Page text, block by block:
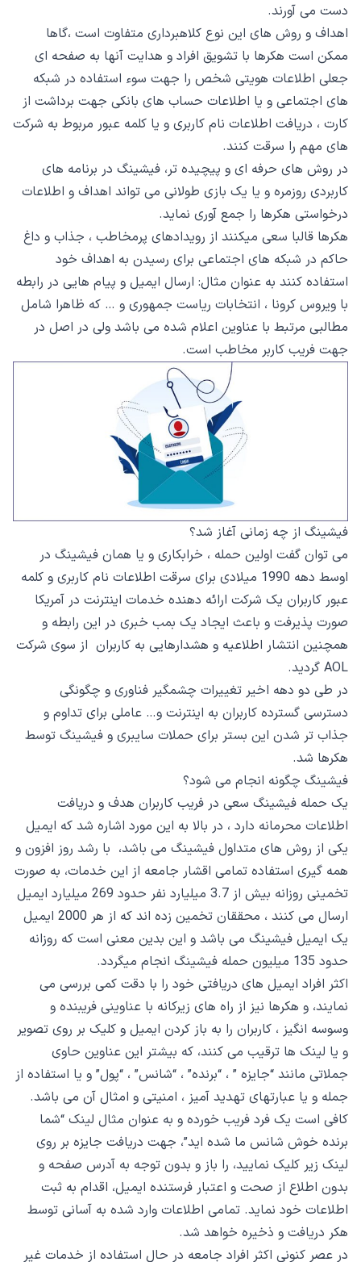
دست می آورند.
اهداف و روش های این نوع کلاهبرداری متفاوت است ،گاها
ممکن است هکرها با تشویق افراد و هدایت آنها به صفحه ای
جعلی اطلاعات هویتی شخص را جهت سوء استفاده در شبکه
های اجتماعی و یا اطلاعات حساب های بانکی جهت برداشت از
کارت ، دریافت اطلاعات نام کاربری و یا کلمه عبور مربوط به شرکت
های مهم را سرقت کنند.
در روش های حرفه ای و پیچیده تر، فیشینگ در برنامه های
کاربردی روزمره و یا یک بازی طولانی می تواند اهداف و اطلاعات
درخواستی هکرها را جمع آوری نماید.
هکرها قالبا سعی میکنند از رویدادهای پرمخاطب ، جذاب و داغ
حاکم در شبکه های اجتماعی برای رسیدن به اهداف خود
استفاده کنند به عنوان مثال: ارسال ایمیل و پیام هایی در رابطه
با ویروس کرونا ، انتخابات ریاست جمهوری و … که ظاهرا شامل
مطالبی مرتبط با عناوین اعلام شده می باشد ولی در اصل در
جهت فریب کاربر مخاطب است.
فیشینگ از چه زمانی آغاز شد؟
می توان گفت اولین حمله ، خرابکاری و یا همان فیشینگ در
اوسط دهه 1990 میلادی برای سرقت اطلاعات نام کاربری و کلمه
عبور کاربران یک شرکت ارائه دهنده خدمات اینترنت در آمریکا
صورت پذیرفت و باعث ایجاد یک بمب خبری در این رابطه و
همچنین انتشار اطلاعیه و هشدارهایی به کاربران از سوی شرکت
AOL گردید.
در طی دو دهه اخیر تغییرات چشمگیر فناوری و چگونگی
دسترسی گسترده کاربران به اینترنت و… عاملی برای تداوم و
جذاب تر شدن این بستر برای حملات سایبری و فیشینگ توسط
هکرها شد.
فیشینگ چگونه انجام می شود؟
یک حمله فیشینگ سعی در فریب کاربران هدف و دریافت
اطلاعات محرمانه دارد ، در بالا به این مورد اشاره شد که ایمیل
یکی از روش های متداول فیشینگ می باشد، با رشد روز افزون و
همه گیری استفاده تمامی اقشار جامعه از این خدمات، به صورت
تخمینی روزانه بیش از 3.7 میلیارد نفر حدود 269 میلیارد ایمیل
ارسال می کنند ، محققان تخمین زده اند که از هر 2000 ایمیل
یک ایمیل فیشینگ می باشد و این بدین معنی است که روزانه
حدود 135 میلیون حمله فیشینگ انجام میگردد.
اکثر افراد ایمیل های دریافتی خود را با دقت کمی بررسی می
نمایند، و هکرها نیز از راه های زیرکانه با عناوینی فریبنده و
وسوسه انگیز ، کاربران را به باز کردن ایمیل و کلیک بر روی تصویر
و یا لینک ها ترقیب می کنند، که بیشتر این عناوین حاوی
جملاتی مانند “جایزه ” ، “برنده” ، “شانس” ، “پول” و یا استفاده از
جمله و یا عبارتهای تهدید آمیز ، امنیتی و امثال آن می باشد.
کافی است یک فرد فریب خورده و به عنوان مثال لینک “شما
برنده خوش شانس ما شده اید”، جهت دریافت جایزه بر روی
لینک زیر کلیک نمایید، را باز و بدون توجه به آدرس صفحه و
بدون اطلاع از صحت و اعتبار فرستنده ایمیل، اقدام به ثبت
اطلاعات خود نماید. تمامی اطلاعات وارد شده به آسانی توسط
هکر دریافت و ذخیره خواهد شد.
در عصر کنونی اکثر افراد جامعه در حال استفاده از خدمات غیر